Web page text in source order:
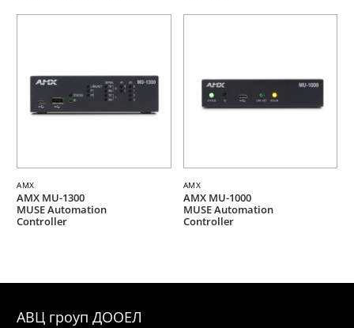
AMX
AMX MU-1300
MUSE Automation
Controller
AMX
AMX MU-1000
MUSE Automation
Controller
АВЦ гроуп ДООЕЛ